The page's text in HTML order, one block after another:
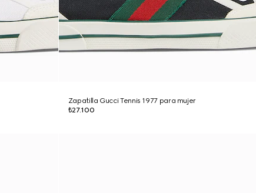
Zapatilla Gucci Tennis 1977 para mujer
₺27.100